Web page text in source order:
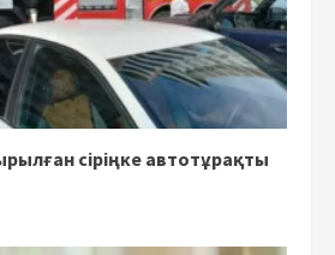
сіріңке автотұрақты